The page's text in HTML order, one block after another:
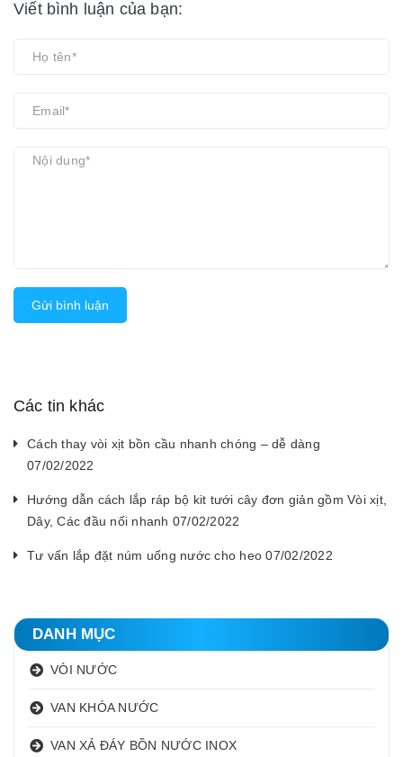
Viết bình luận của bạn:
Gửi bình luận
Các tin khác
Cách thay vòi xịt bồn cầu nhanh chóng – dễ dàng
07/02/2022
Hướng dẫn cách lắp ráp bộ kit tưới cây đơn giản gồm Vòi xịt,
Dây, Các đầu nối nhanh 07/02/2022
Tư vấn lắp đặt núm uống nước cho heo 07/02/2022
DANH MỤC
VÒI NƯỚC
VAN KHÓA NƯỚC
VAN XẢ ĐÁY BỒN NƯỚC INOX